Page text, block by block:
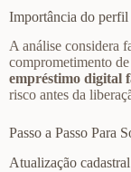
Importância do
A análise considera
comprometimento
empréstimo digital
risco antes da
Passo a Passo Para
Atualização